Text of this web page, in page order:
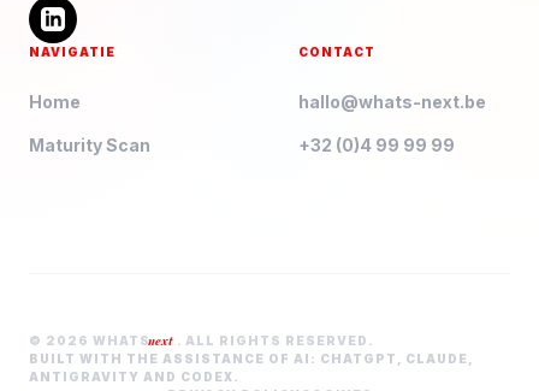
NAVIGATIE
Home
Maturity Scan
CONTACT
hallo@whats-next.be
+32 (0)4 99 99 99
© 2026 WHATSnext . ALL RIGHTS RESERVED.
BUILT WITH THE ASSISTANCE OF AI: CHATGPT, CLAUDE,
ANTIGRAVITY AND CODEX.